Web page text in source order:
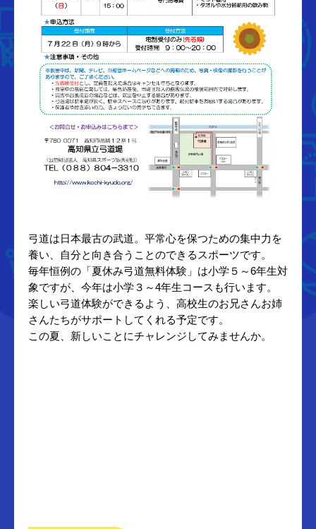
弓道は日本最古の武道。平常心を保つための集中力を
養い、自分と向き合うことのできるスポーツです。
毎年恒例の「夏休み弓道無料体験」は小学５～6年生対
象ですが、今年は小学３～4年生コースも行います。
楽しい弓道体験ができるよう、高校生のお兄さんお姉
さんたちがサポートしてくれる予定です。
この夏、新しいことにチャレンジしてみませんか。